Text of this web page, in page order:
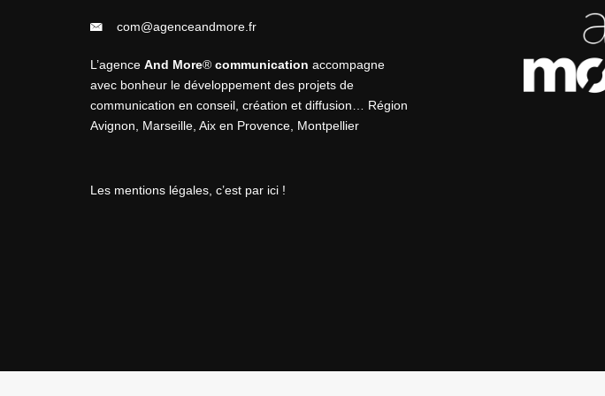
com@agenceandmore.fr
L’agence And More® communication accompagne
avec bonheur le développement des projets de
communication en conseil, création et diffusion… Région
Avignon, Marseille, Aix en Provence, Montpellier
Les mentions légales, c’est par ici !